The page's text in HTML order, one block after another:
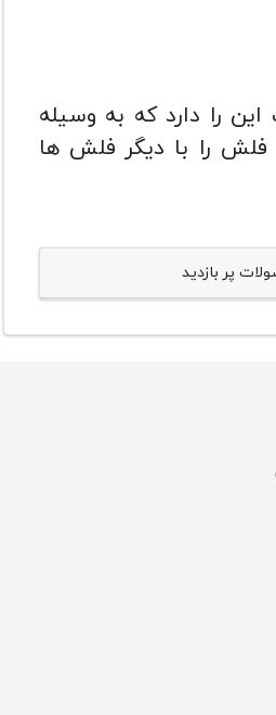
این را دارد که به وسیله
فلش را با دیگر فلش ها
پر بازدید